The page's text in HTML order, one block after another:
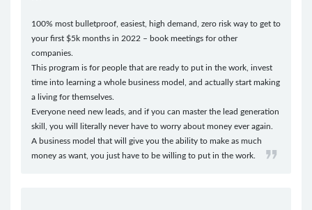
100% most bulletproof, easiest, high demand, zero risk way to get to
your first $5k months in 2022 – book meetings for other
companies.
This program is for people that are ready to put in the work, invest
time into learning a whole business model, and actually start making
a living for themselves.
Everyone need new leads, and if you can master the lead generation
skill, you will literally never have to worry about money ever again.
A business model that will give you the ability to make as much
money as want, you just have to be willing to put in the work.